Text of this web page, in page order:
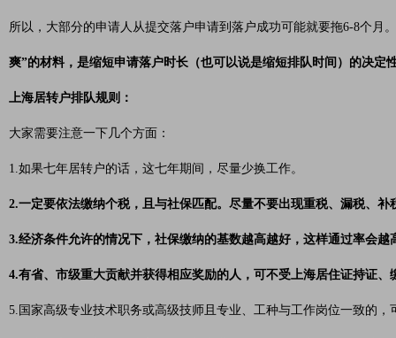
所以，大部分的申请人从提交落户申请到落户成功可能就要拖6-8个月。
爽”的材料，是缩短申请落户时长（也可以说是缩短排队时间）的决定
上海居转户排队规则：
大家需要注意一下几个方面：
1.如果七年居转户的话，这七年期间，尽量少换工作。
2.一定要依法缴纳个税，且与社保匹配。尽量不要出现重税、漏税、
3.经济条件允许的情况下，社保缴纳的基数越高越好，这样通过率会越
4.有省、市级重大贡献并获得相应奖励的人，可不受上海居住证持证、
5.国家高级专业技术职务或高级技师且专业、工种与工作岗位一致的